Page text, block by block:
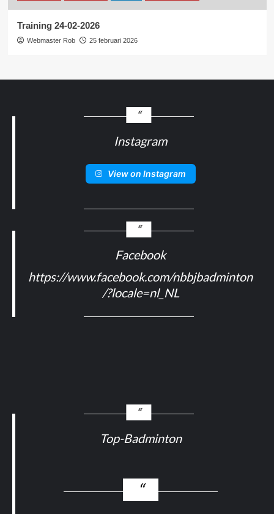
Training 24-02-2026
Webmaster Rob 25 februari 2026
Instagram
View on Instagram
Facebook
https://www.facebook.com/nbbjbadminton
/?locale=nl_NL
Top-Badminton